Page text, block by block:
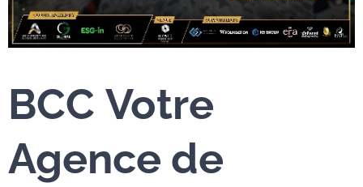
BCC Votre
Agence de